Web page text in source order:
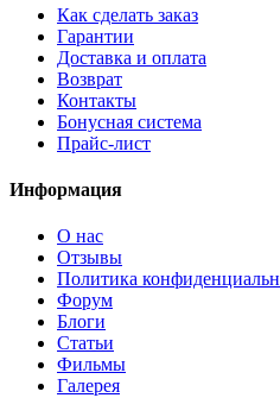
Как сделать заказ
Гарантии
Доставка и оплата
Возврат
Контакты
Бонусная система
Прайс-лист
Информация
О нас
Отзывы
Политика
Форум
Блоги
Статьи
Фильмы
Галерея